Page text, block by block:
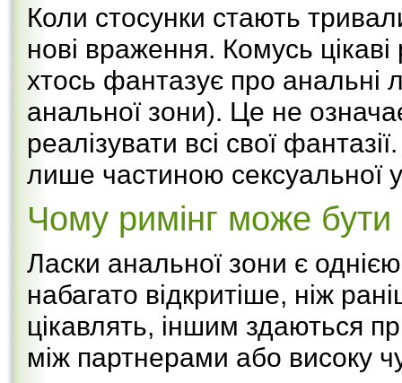
Коли стосунки стають
нові враження. Комусь
хтось фантазує про анальні
анальної зони). Це не
реалізувати всі свої
лише частиною сексуальної
Чому римінг може
Ласки анальної зони є
набагато відкритіше, ніж
цікавлять, іншим здаються
між партнерами або високу